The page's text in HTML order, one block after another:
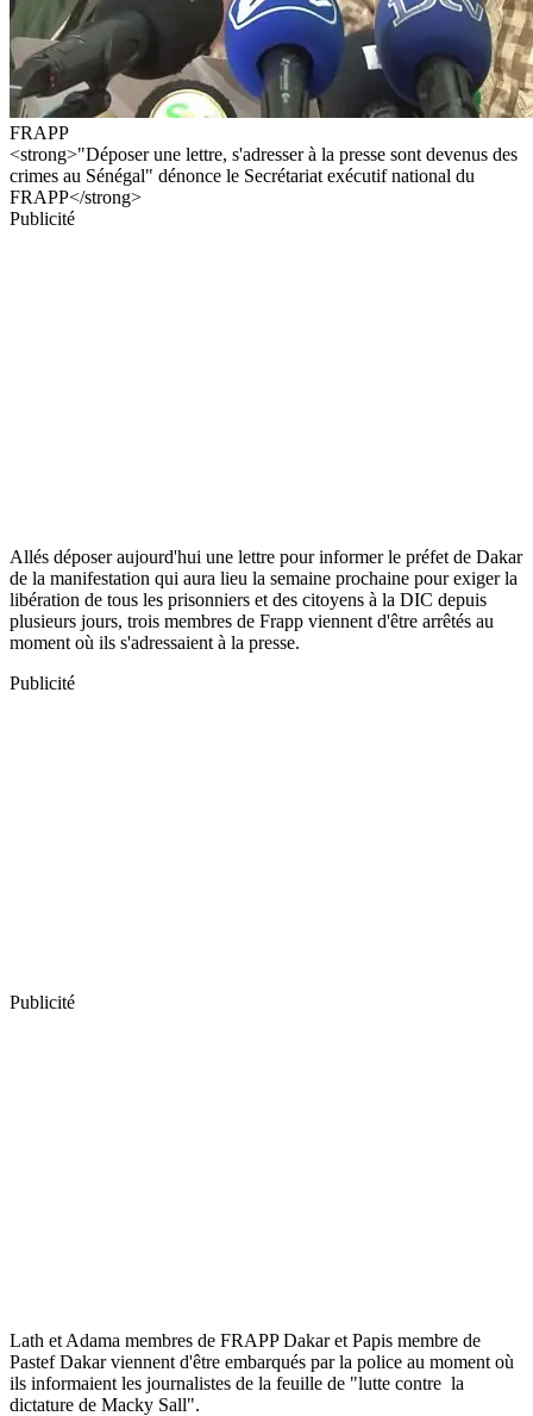
FRAPP
<strong>"Déposer une lettre, s'adresser à la presse sont devenus des
crimes au Sénégal" dénonce le Secrétariat exécutif national du
FRAPP</strong>
Publicité
Allés déposer aujourd'hui une lettre pour informer le préfet de Dakar
de la manifestation qui aura lieu la semaine prochaine pour exiger la
libération de tous les prisonniers et des citoyens à la DIC depuis
plusieurs jours, trois membres de Frapp viennent d'être arrêtés au
moment où ils s'adressaient à la presse.
Publicité
Publicité
Lath et Adama membres de FRAPP Dakar et Papis membre de
Pastef Dakar viennent d'être embarqués par la police au moment où
ils informaient les journalistes de la feuille de "lutte contre la
dictature de Macky Sall".